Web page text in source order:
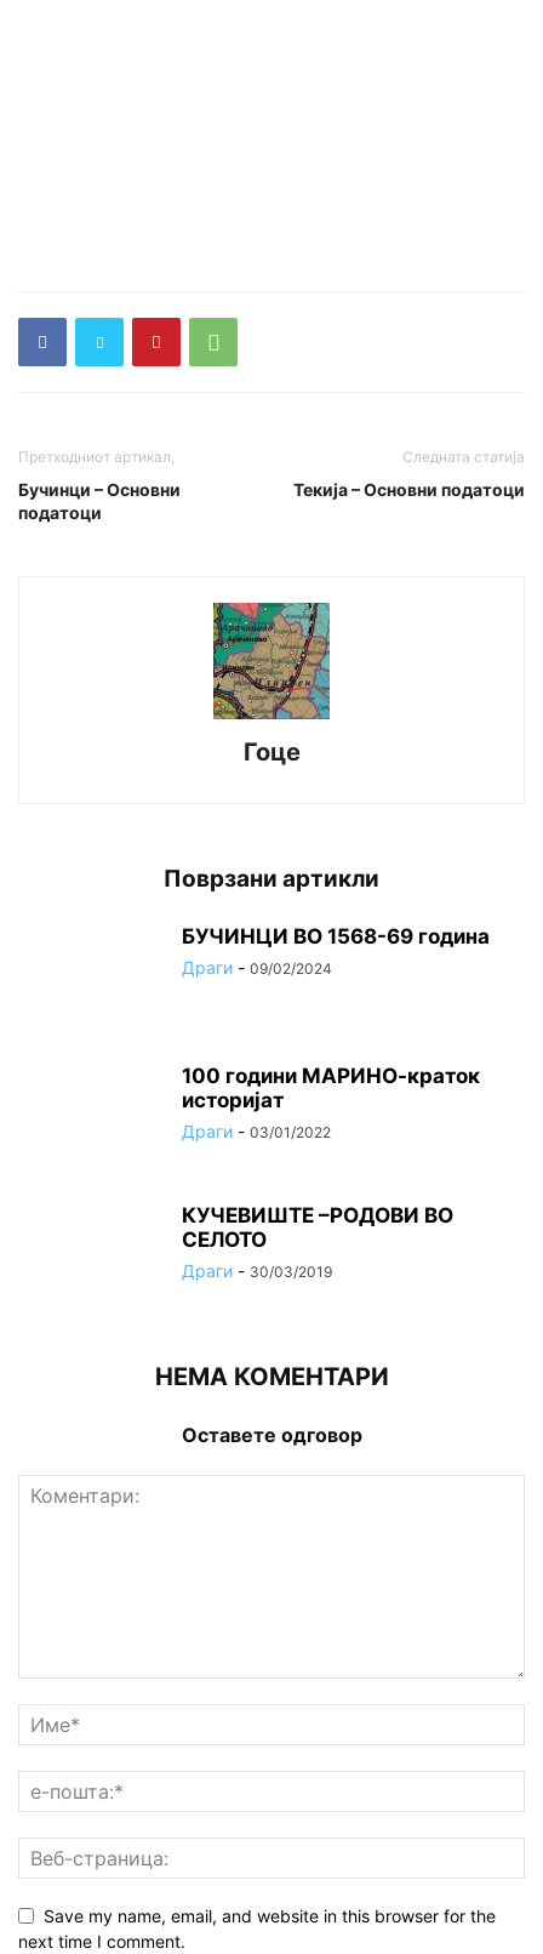
Претходниот артикал,
Бучинци – Основни
податоци
Следната статија
Текија – Основни податоци
Гоце
Поврзани артикли
БУЧИНЦИ ВО 1568-69 година
Драги - 09/02/2024
100 години МАРИНО-краток
историјат
Драги - 03/01/2022
КУЧЕВИШТЕ –РОДОВИ ВО
СЕЛОТО
Драги - 30/03/2019
НЕМА КОМЕНТАРИ
Оставете одговор
Save my name, email, and website in this browser for the
next time I comment.